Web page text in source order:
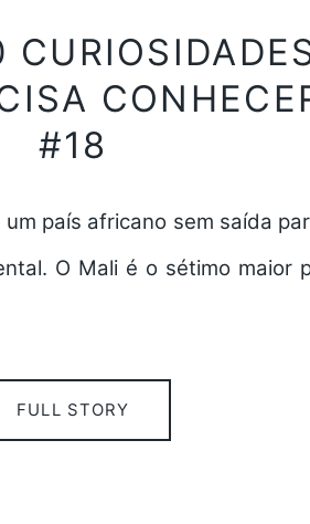
#18
um país africano sem saída
O Mali é o sétimo maior
FULL STORY